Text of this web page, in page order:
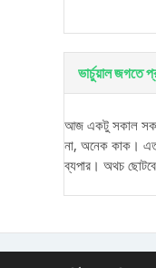
ভার্চুয়াল জগতে
আজ একটু সকাল
না, অনেক কাক। এত
ব্যপার। অথচ